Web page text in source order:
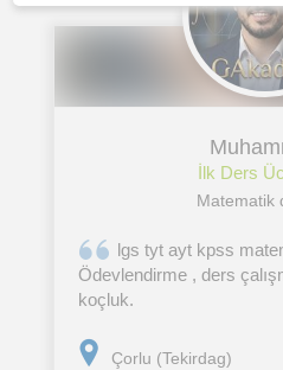
İlk Ders
Matematik
lgs tyt ayt kpss
Ödevlendirme , ders
koçluk.
Çorlu (Tekirdag)